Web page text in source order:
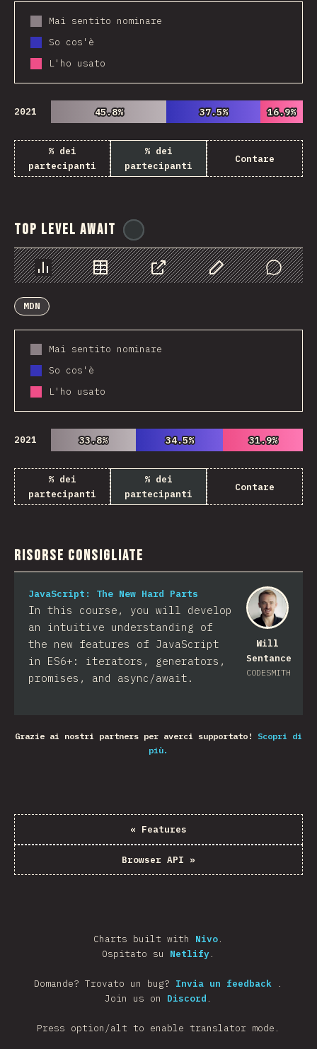
Mai sentito nominare
So cos'è
L'ho usato
2021 45.8%
45.8% 37.5%
37.5% 16.9%
16.9%
% dei
partecipanti
% dei
partecipanti
Contare
Top Level Await
Grafico Dati CondividerePersonalizza i dati
Comments
MDN
Mai sentito nominare
So cos'è
L'ho usato
2021 33.8%
33.8% 34.5%
34.5% 31.9%
31.9%
% dei
partecipanti
% dei
partecipanti
Contare
Risorse consigliate
Will
Sentance
CODESMITH
JavaScript: The New Hard Parts
In this course, you will develop
an intuitive understanding of
the new features of JavaScript
in ES6+: iterators, generators,
promises, and async/await.
Grazie ai nostri partners per averci supportato!
Scopri di
più.
« Features
Browser API »
Charts built with Nivo.
Ospitato su Netlify.
Domande? Trovato un bug? Invia un feedback
.
Join us on Discord .
Press option/alt to enable translator mode.